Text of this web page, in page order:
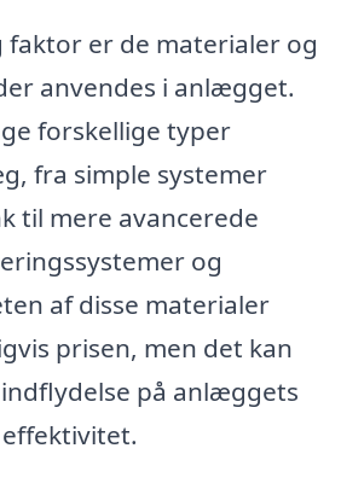
faktor er de materialer og
anvendes i anlægget.
forskellige typer
fra simple systemer
til mere avancerede
og
af disse materialer
prisen, men det kan
på anlæggets